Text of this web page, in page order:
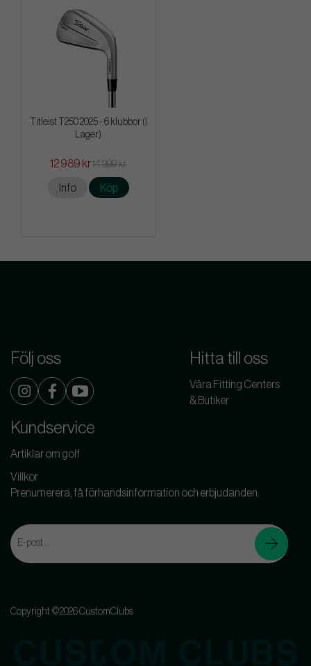
Titleist T250 2025 - 6 klubbor (I
Lager)
12 989 kr14 999 kr
Info Köp
Följ oss Hitta till oss
Våra Fitting Centers
& Butiker
Kundservice
Artiklar om golf
Villkor
Prenumerera, få förhandsinformation och erbjudanden.
Copyright ©2026 CustomClubs